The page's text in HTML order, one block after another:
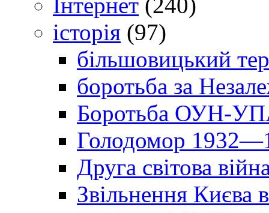
історія (97)
більшовицький
боротьба за
Боротьба ОУН-УПА
Голодомор
Друга світова
Звільнення Києва